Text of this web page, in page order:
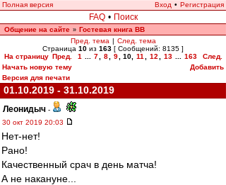
Полная версия Вход • Регистрация
FAQ • Поиск
Общение на сайте » Гостевая книга ВВ
Пред. тема | След. тема
Страница 10 из 163 [ Сообщений: 8135 ]
На страницу Пред. 1 7 8 9 10, 11 12 13 163
След.
Начать новую тему
Добавить
Версия для печати
01.10.2019 - 31.10.2019
Леонидыч -
30 окт 2019 20:03
Нет-нет!
Рано!
Качественный срач в день матча!
А не накануне...